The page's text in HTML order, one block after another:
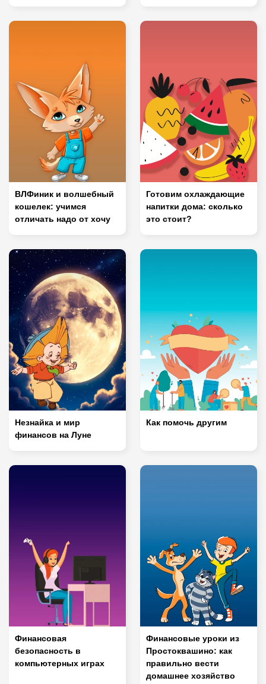
ВЛФиник и волшебный
кошелек: учимся
отличать надо от хочу
Готовим охлаждающие
напитки дома: сколько
это стоит?
Незнайка и мир
финансов на Луне
Как помочь другим
Финансовая
безопасность в
компьютерных играх
Финансовые уроки из
Простоквашино: как
правильно вести
домашнее хозяйство